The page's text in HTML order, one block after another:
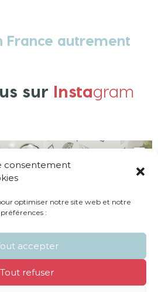
consentement
optimiser notre site web et notre
:
accepter
Tout refuser
France autrement
sur Instagram